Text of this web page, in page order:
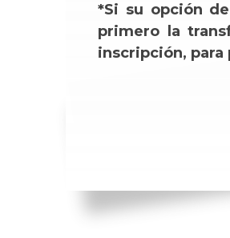
*Si su opción
primero la
inscripción,